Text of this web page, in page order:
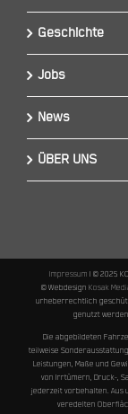
Geschichte
Jobs
News
ÜBER UNS
Impressum I © 2025
© Webdesign Kosak
urheberrechtlich
genutzt
Die abgebildeten
teilweise
Leistungen, Maße und
von Irrtümern, Druck-,
jederzeit vorbehalten. Aus
veredelten